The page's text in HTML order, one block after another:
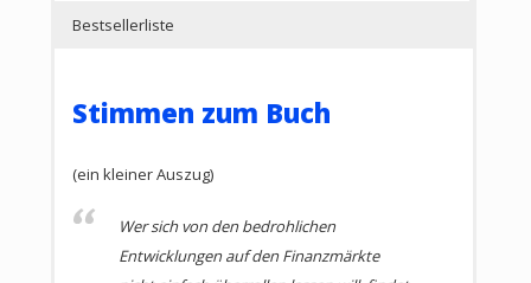
Bestsellerliste
Verlagstext
Haben auch Sie Angst um Ihr Erspartes? Wirft Ihre
Lebensversicherung immer weniger Rendite ab?
Trauen Sie den Versprechungen Ihres
Stimmen zum Buch
(ein kleiner Auszug)
Wer sich von den bedrohlichen
Entwicklungen auf den Finanzmärkte